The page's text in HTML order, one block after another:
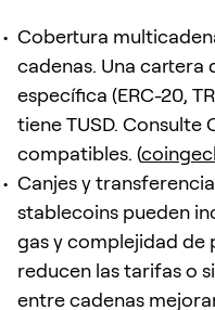
Cobertura
cadenas. Una cartera
específica (ERC-20,
tiene TUSD. Consulte
compatibles. (
Canjes y
stablecoins pueden
gas y complejidad de
reducen las tarifas o
entre cadenas